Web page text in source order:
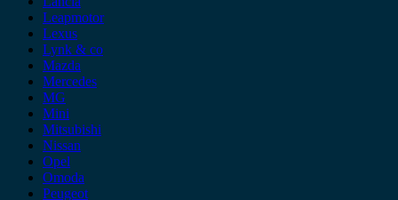
Leapmotor
Lexus
Lynk & co
Mazda
Mercedes
MG
Mini
Mitsubishi
Nissan
Opel
Omoda
Peugeot